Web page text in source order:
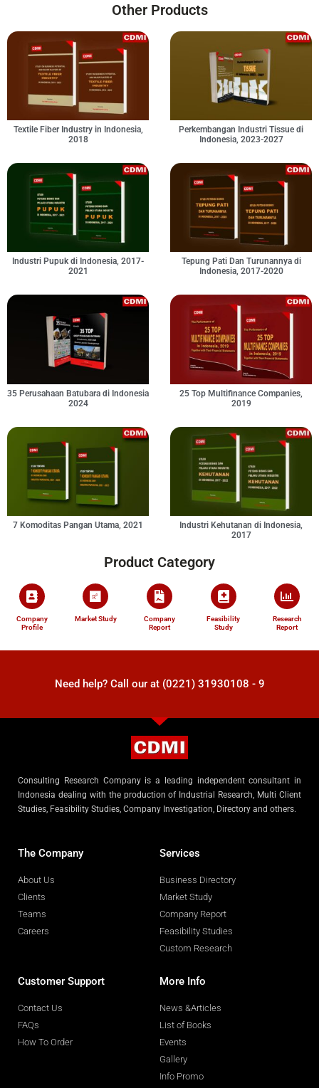
Other Products
Textile Fiber Industry in Indonesia,
2018
Perkembangan Industri Tissue di
Indonesia, 2023-2027
Industri Pupuk di Indonesia, 2017-
2021
Tepung Pati Dan Turunannya di
Indonesia, 2017-2020
35 Perusahaan Batubara di Indonesia
2024
25 Top Multifinance Companies,
2019
7 Komoditas Pangan Utama, 2021
Industri Kehutanan di Indonesia,
2017
Product Category
Company
Profile
Market Study
Company
Report
Feasibility
Study
Research
Report
Need help? Call our at (0221) 31930108 - 9
Consulting Research Company is a leading independent consultant in
Indonesia dealing with the production of Industrial Research, Multi Client
Studies, Feasibility Studies, Company Investigation, Directory and others.
The Company
About Us
Clients
Teams
Careers
Services
Business Directory
Market Study
Company Report
Feasibility Studies
Custom Research
Customer Support
Contact Us
FAQs
How To Order
More Info
News &Articles
List of Books
Events
Gallery
Info Promo